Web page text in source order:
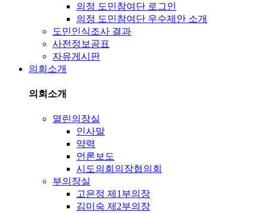
의정 도민참여단 로그인
의정 도민참여단 우수제안 소개
도민인식조사 결과
사전정보공표
자유게시판
의회소개
의회소개
열린의장실
인사말
약력
언론보도
시도의회의장협의회
부의장실
고은정 제1부의장
김미숙 제2부의장